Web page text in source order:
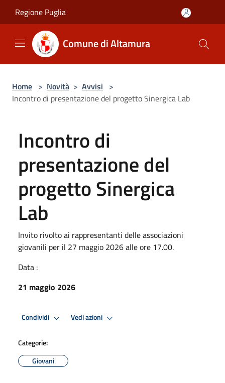
Regione Puglia
Comune di Altamura
Home > Novità > Avvisi >
Incontro di presentazione del progetto Sinergica Lab
Incontro di
presentazione del
progetto Sinergica
Lab
Invito rivolto ai rappresentanti delle associazioni
giovanili per il 27 maggio 2026 alle ore 17.00.
Data :
21 maggio 2026
Condividi Vedi azioni
Categorie:
Giovani